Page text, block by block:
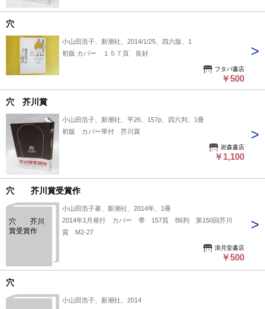
穴
小山田浩子、新潮社、2014/1/25、四六版、1
初版 カバー １５７頁 良好
フタバ書店
￥500
穴 芥川賞
小山田浩子、新潮社、平26、157p、四六判、1冊
初版 カバー帯付 芥川賞
岩森書店
￥1,100
穴 芥川賞受賞作
穴 芥川
賞受賞作
小山田浩子著、新潮社、2014年、1冊
2014年1月発行 カバー 帯 157頁 B6判 第150回芥川
賞 M2-27
浪月堂書店
￥500
穴
小山田浩子、新潮社、2014